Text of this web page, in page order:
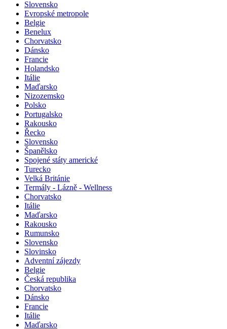
Rakousko
Slovensko
Evropské metropole
Belgie
Benelux
Chorvatsko
Dánsko
Francie
Holandsko
Itálie
Maďarsko
Nizozemsko
Polsko
Portugalsko
Rakousko
Řecko
Slovensko
Španělsko
Spojené státy americké
Turecko
Velká Británie
Termály - Lázně - Wellness
Chorvatsko
Itálie
Maďarsko
Rakousko
Rumunsko
Slovensko
Slovinsko
Adventní zájezdy
Belgie
Česká republika
Chorvatsko
Dánsko
Francie
Itálie